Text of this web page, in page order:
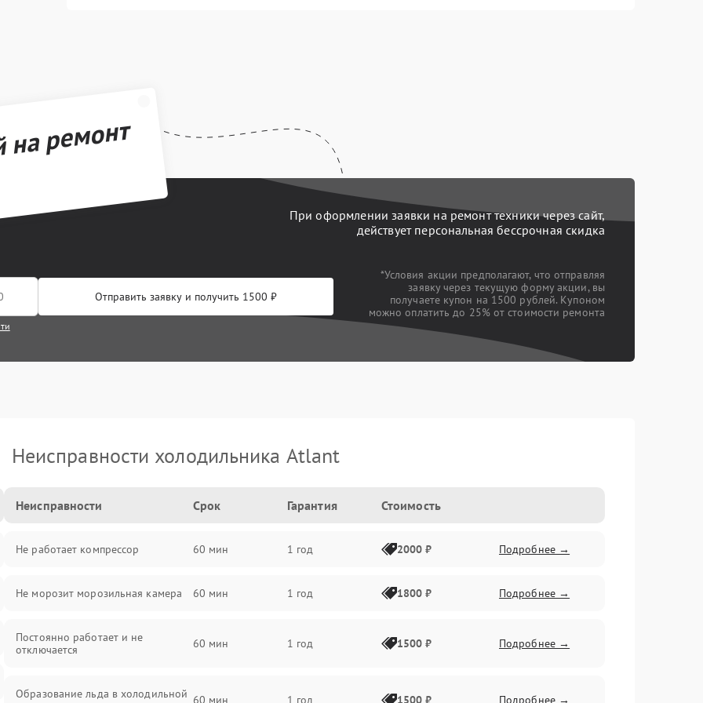
ремонт
При оформлении заявки на ремонт техники через сайт,
действует персональная бессрочная скидка
Отправить заявку и получить 1500 ₽
*Условия акции предполагают, что отправляя
заявку через текущую форму акции, вы
получаете купон на 1500 рублей. Купоном
можно оплатить до 25% от стоимости ремонта
Неисправности холодильника Atlant
Неисправности Срок Гарантия Стоимость
Не работает компрессор 60 мин 1 год 2000 ₽ Подробнее →
Не морозит морозильная камера 60 мин 1 год 1800 ₽ Подробнее →
Постоянно работает и не
отключается
60 мин 1 год 1500 ₽ Подробнее →
Образование льда в холодильной 60 мин 1 год 1500 ₽ Подробнее →